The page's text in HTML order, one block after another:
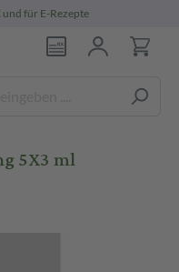
und für E-Rezepte
5X3 ml